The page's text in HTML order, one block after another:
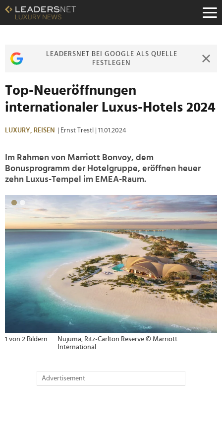
Zum
Inhalt
Zur
Zur
LEADERSNET BEI GOOGLE ALS QUELLE
FESTLEGEN
Top-Neueröffnungen
internationaler Luxus-Hotels 2024
LUXURY, REISEN | Ernst Trestl | 11.01.2024
Im Rahmen von Marriott Bonvoy, dem
Bonusprogramm der Hotelgruppe, eröffnen heuer
zehn Luxus-Tempel im EMEA-Raum.
2 von 2 Bildern
The Ritz-Carlton Yacht Collection "Ilma" © Marriott
International
Advertisement